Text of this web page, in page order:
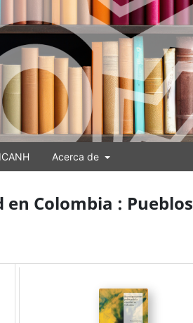
Acerca de
Colombia : Pueblos